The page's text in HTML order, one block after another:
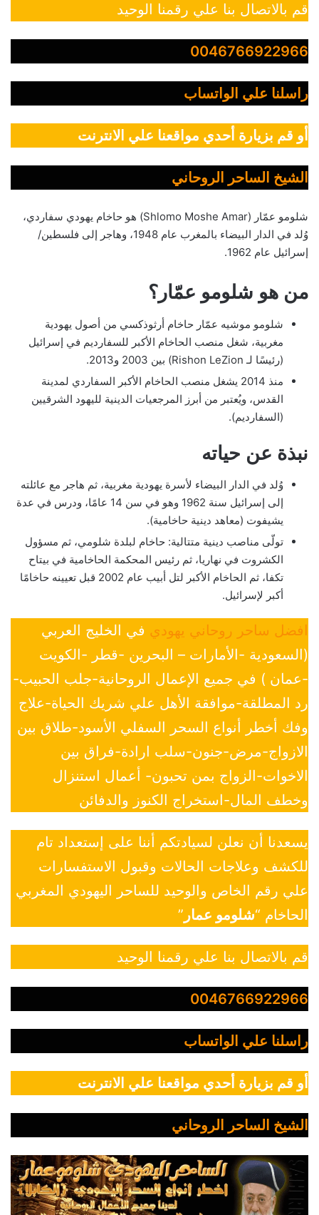
قم بالاتصال بنا علي رقمنا الوحيد
0046766922966
راسلنا علي الواتساب
أو قم بزيارة أحدي مواقعنا علي الانترنت
الشيخ الساحر الروحاني
شلومو عمّار (Shlomo Moshe Amar) هو حاخام يهودي سفاردي،
وُلد في الدار البيضاء بالمغرب عام 1948، وهاجر إلى فلسطين/
إسرائيل عام 1962.
من هو شلومو عمّار؟
شلومو موشيه عمّار حاخام أرثوذكسي من أصول يهودية
مغربية، شغل منصب الحاخام الأكبر للسفارديم في إسرائيل
(رئيسًا لـ Rishon LeZion) بين 2003 و2013.
منذ 2014 يشغل منصب الحاخام الأكبر السفاردي لمدينة
القدس، ويُعتبر من أبرز المرجعيات الدينية لليهود الشرقيين
(السفارديم).
نبذة عن حياته
وُلد في الدار البيضاء لأسرة يهودية مغربية، ثم هاجر مع عائلته
إلى إسرائيل سنة 1962 وهو في سن 14 عامًا، ودرس في عدة
يشيفوت (معاهد دينية حاخامية).
تولّى مناصب دينية متتالية: حاخام لبلدة شلومي، ثم مسؤول
الكشروت في نهاريا، ثم رئيس المحكمة الحاخامية في بيتاح
تكفا، ثم الحاخام الأكبر لتل أبيب عام 2002 قبل تعيينه حاخامًا
أكبر لإسرائيل.
افضل ساحر روحاني يهودي في الخليج العربي
(السعودية -الأمارات – البحرين -قطر -الكويت
-عمان ) في جميع الإعمال الروحانية-جلب الحبيب-
رد المطلقة-موافقة الأهل علي شريك الحياة-علاج
وفك أخطر أنواع السحر السفلي الأسود-طلاق بين
الازواج-مرض-جنون-سلب ارادة-فراق بين
الاخوات-الزواج بمن تحبون- أعمال استنزال
وخطف المال-استخراج الكنوز والدفائن
يسعدنا أن نعلن لسيادتكم أننا على إستعداد تام
للكشف وعلاجات الحالات وقبول الاستفسارات
علي رقم الخاص والوحيد للساحر اليهودي المغربي
الحاخام “شلومو عمار ”
قم بالاتصال بنا علي رقمنا الوحيد
0046766922966
راسلنا علي الواتساب
أو قم بزيارة أحدي مواقعنا علي الانترنت
الشيخ الساحر الروحاني